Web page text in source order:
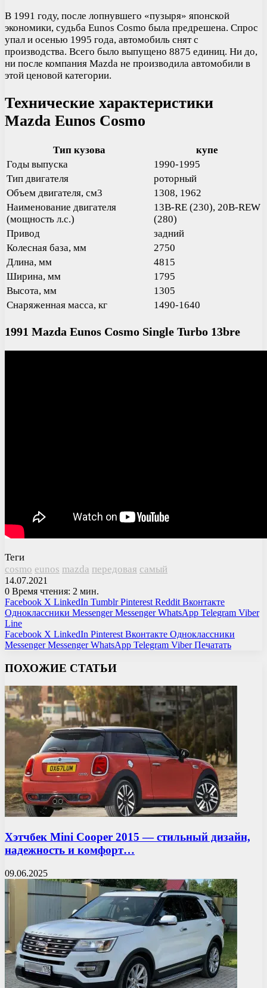
В 1991 году, после лопнувшего «пузыря» японской
экономики, судьба Eunos Cosmo была предрешена. Спрос
упал и осенью 1995 года, автомобиль снят с
производства. Всего было выпущено 8875 единиц. Ни до,
ни после компания Mazda не производила автомобили в
этой ценовой категории.
Технические характеристики
Mazda Eunos Cosmo
Тип кузова
купе
Годы выпуска
1990-1995
Тип двигателя
роторный
Объем двигателя, см3
1308, 1962
Наименование двигателя
(мощность л.с.)
13B-RE (230), 20B-REW
(280)
Привод
задний
Колесная база, мм
2750
Длина, мм
4815
Ширина, мм
1795
Высота, мм
1305
Снаряженная масса, кг
1490-1640
1991 Mazda Eunos Cosmo Single Turbo 13bre
Теги
cosmo eunos mazda передовая самый
14.07.2021
0 Время чтения: 2 мин.
Facebook X LinkedIn Tumblr Pinterest Reddit Вконтакте
Одноклассники Messenger Messenger WhatsApp Telegram Viber
Line
Facebook X LinkedIn Pinterest Вконтакте Одноклассники
Messenger Messenger WhatsApp Telegram Viber Печатать
ПОХОЖИЕ СТАТЬИ
Хэтчбек Mini Cooper 2015 — стильный дизайн,
надежность и комфорт…
09.06.2025